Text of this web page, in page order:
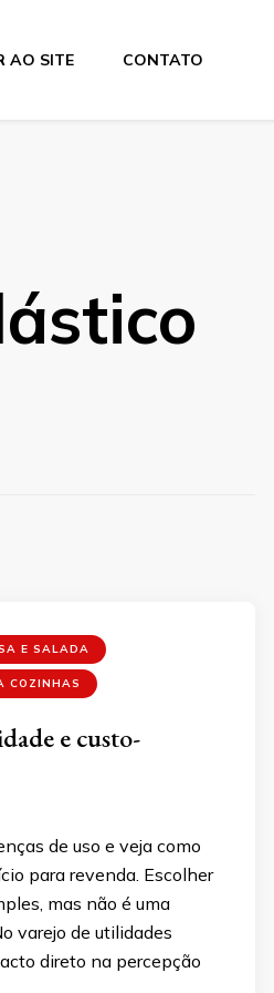
AO SITE CONTATO
E SALADA
COZINHAS
e custo-
de uso e veja como
para revenda. Escolher
mas não é uma
varejo de utilidades
direto na percepção